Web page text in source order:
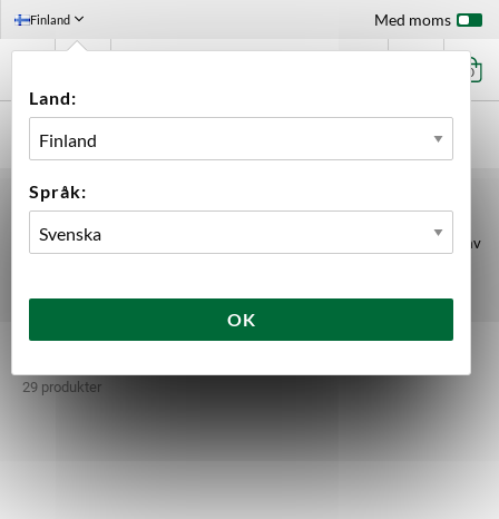
Finland
Land:
Språk:
OK
Med moms
0
AVSILNING
Alla typer av BIAB-påsar, olika filter, sildukar och silplåtar för avsilning av
Avsilning
29 produkter